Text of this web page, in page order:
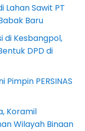
Lahan Sawit PT
Baru
di Kesbangpol,
DPD di
Pimpin PERSINAS
Koramil
Wilayah Binaan